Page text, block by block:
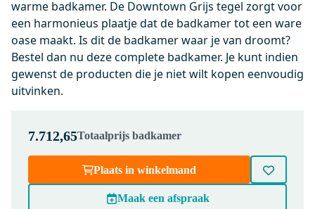
M31-1200-45505
Primo Badkamerspiegel met
ledverlichting | 120x60cm
Dinsdag in huis
BKK10-00034
Lungo Badkamerkast | 170 cm
Hoogglans wit Greeploos front 3
vakken + 2 lades
warme badkamer. De Downtown Grijs tegel zorgt voor
een harmonieus plaatje dat de badkamer tot een ware
oase maakt. Is dit de badkamer waar je van droomt?
Bestel dan nu deze complete badkamer. Je kunt indien
gewenst de producten die je niet wilt kopen eenvoudig
uitvinken.
7.712,65Totaalprijs badkamer
Plaats in winkelmand
Maak een afspraak